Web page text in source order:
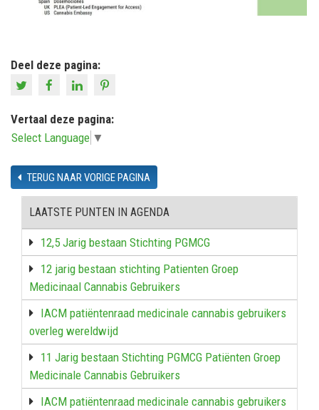
Deel deze pagina:
Vertaal deze pagina:
Select Language ▼
TERUG NAAR VORIGE PAGINA
LAATSTE PUNTEN IN AGENDA
12,5 Jarig bestaan Stichting PGMCG
12 jarig bestaan stichting Patienten Groep
Medicinaal Cannabis Gebruikers
IACM patiëntenraad medicinale cannabis gebruikers
overleg wereldwijd
11 Jarig bestaan Stichting PGMCG Patiënten Groep
Medicinale Cannabis Gebruikers
IACM patiëntenraad medicinale cannabis gebruikers